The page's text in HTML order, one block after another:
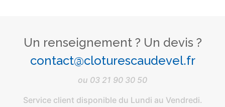
Un renseignement ? Un devis ?
contact@cloturescaudevel.fr
ou 03 21 90 30 50
Service client disponible du Lundi au Vendredi.